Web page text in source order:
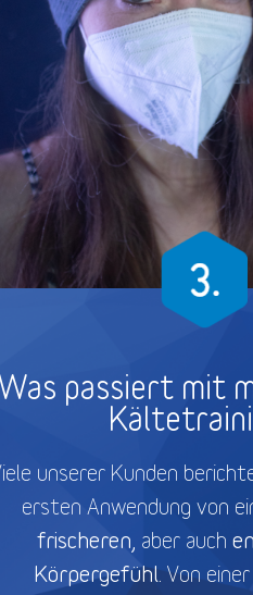
passiert mit
unserer Kunden
ersten Anwendung von
frischeren, aber auch
Körpergefühl.Von einer